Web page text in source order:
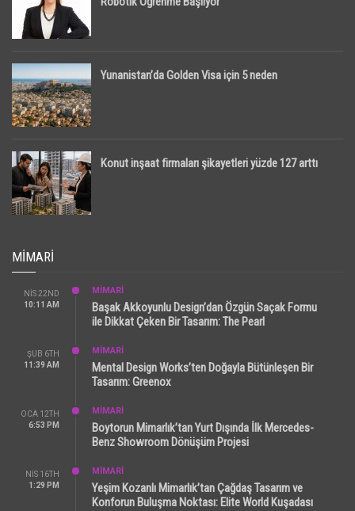
Yunanistan’da Golden Visa için 5 neden
Konut inşaat firmaları şikayetleri yüzde 127 arttı
MIMARI
NIS 22ND
10:11 AM
MİMARİ
Başak Akkoyunlu Design’dan Özgün Saçak Formu
ile Dikkat Çeken Bir Tasarım: The Pearl
ŞUB 6TH
11:39 AM
MİMARİ
Mental Design Works’ten Doğayla Bütünleşen Bir
Tasarım: Greenox
OCA 12TH
6:53 PM
MİMARİ
Boytorun Mimarlık’tan Yurt Dışında İlk Mercedes-
Benz Showroom Dönüşüm Projesi
NIS 16TH
1:29 PM
MİMARİ
Yeşim Kozanlı Mimarlık’tan Çağdaş Tasarım ve
Konforun Buluşma Noktası: Elite World Kuşadası